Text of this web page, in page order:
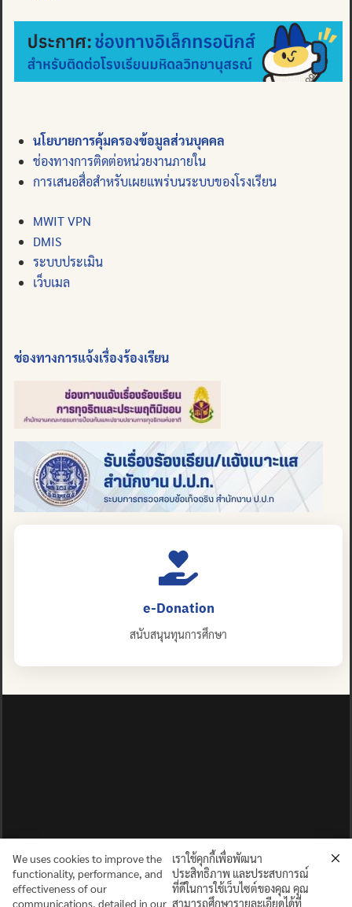
นโยบายการคุ้มครองข้อมูลส่วนบุคคล
ช่องทางการติดต่อหน่วยงานภายใน
การเสนอสื่อสำหรับเผยแพร่บนระบบของโรงเรียน
MWIT VPN
DMIS
ระบบประเมิน
เว็บเมล
ช่องทางการแจ้งเรื่องร้องเรียน
e-Donation
สนับสนุนทุนการศึกษา
We uses cookies to improve the
functionality, performance, and
effectiveness of our
communications, detailed in our
เราใช้คุกกี้เพื่อพัฒนา
ประสิทธิภาพ และประสบการณ์
ที่ดีในการใช้เว็บไซต์ของคุณ คุณ
สามารถศึกษารายละเอียดได้ที่